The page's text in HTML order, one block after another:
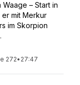
– Start in
mit Merkur
im Skorpion
272• 27:47